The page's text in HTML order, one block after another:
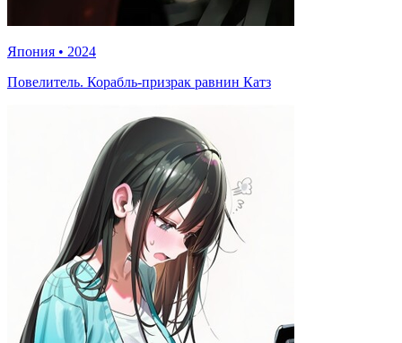
Япония • 2024
Повелитель. Корабль-призрак равнин Катз